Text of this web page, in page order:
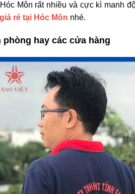
Môn rất nhiều và cực kì manh
rẻ tại Hóc Môn nhé.
hay các cửa hàng